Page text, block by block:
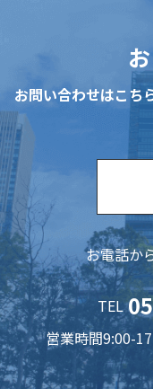
お問い合わせはこち
お電話か
TEL
営業時間9:00-